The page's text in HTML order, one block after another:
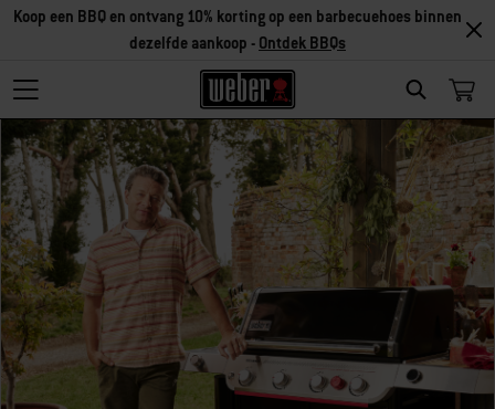
Search
Koop een BBQ en ontvang 10% korting op een barbecuehoes binnen
dezelfde aankoop - Ontdek BBQs